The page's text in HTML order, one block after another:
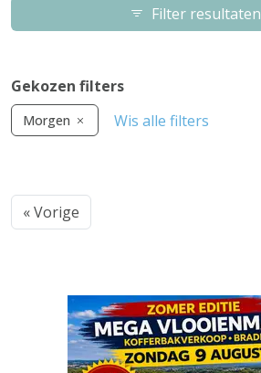
Filter resultaten
Gekozen filters
Morgen Wis alle filters
« Vorige